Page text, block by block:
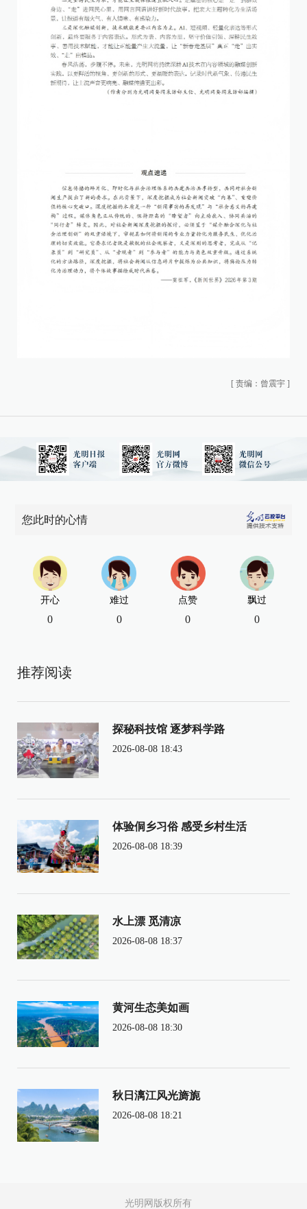
[ 责编：曾震宇 ]
您此时的心情
开心
0
难过
0
点赞
0
飘过
0
推荐阅读
探秘科技馆 逐梦科学路
2026-08-08 18:43
体验侗乡习俗 感受乡村生活
2026-08-08 18:39
水上漂 觅清凉
2026-08-08 18:37
黄河生态美如画
2026-08-08 18:30
秋日漓江风光旖旎
2026-08-08 18:21
光明网版权所有